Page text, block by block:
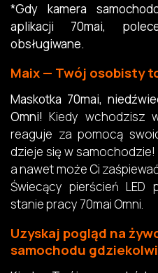
*Gdy kamera
aplikacji 70mai,
obsługiwane.
Maix — Twój osobisty
Maskotka 70mai,
Omni! Kiedy wchodzisz
reaguje za pomocą
dzieje się w samochodzie!
a nawet może Ci
Świecący pierścień
stanie pracy 70mai Omni.
Uzyskaj pogląd na
samochodu